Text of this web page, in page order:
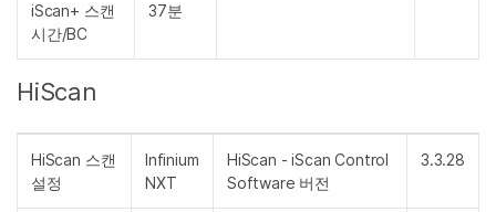
iScan+ 스캔
시간/BC
37분
HiScan
HiScan 스캔
설정
Infinium
NXT
HiScan - iScan Control
Software 버전
3.3.28